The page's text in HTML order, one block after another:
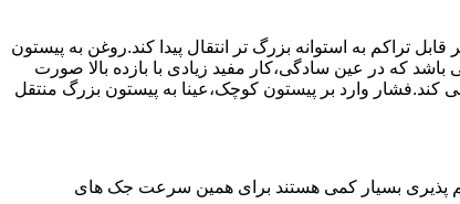
تراکم به استوانه بزرگ تر انتقال پیدا کند.روغن به پیستون
که در عین سادگی،کار مفید زیادی با بازده بالا صورت
کند.فشار وارد بر پیستون کوچک،عینا به پیستون بزرگ منتقل
پذیری بسیار کمی هستند برای همین سرعت جک های